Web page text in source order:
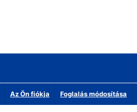
Az Ön fiókja Foglalás módosítása